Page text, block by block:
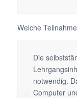
Welche
Die
notwendig.
Computer